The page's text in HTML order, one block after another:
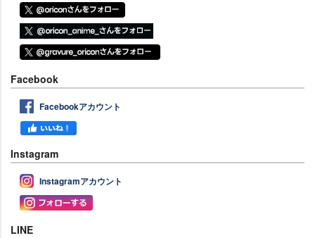
Facebook
Facebookアカウント
Instagram
Instagramアカウント
LINE